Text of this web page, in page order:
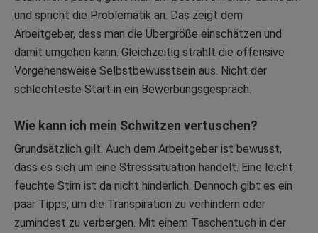
und spricht die Problematik an. Das zeigt dem
Arbeitgeber, dass man die Übergröße einschätzen und
damit umgehen kann. Gleichzeitig strahlt die offensive
Vorgehensweise Selbstbewusstsein aus. Nicht der
schlechteste Start in ein Bewerbungsgespräch.
Wie kann ich mein Schwitzen vertuschen?
Grundsätzlich gilt: Auch dem Arbeitgeber ist bewusst,
dass es sich um eine Stresssituation handelt. Eine leicht
feuchte Stirn ist da nicht hinderlich. Dennoch gibt es ein
paar Tipps, um die Transpiration zu verhindern oder
zumindest zu verbergen. Mit einem Taschentuch in der